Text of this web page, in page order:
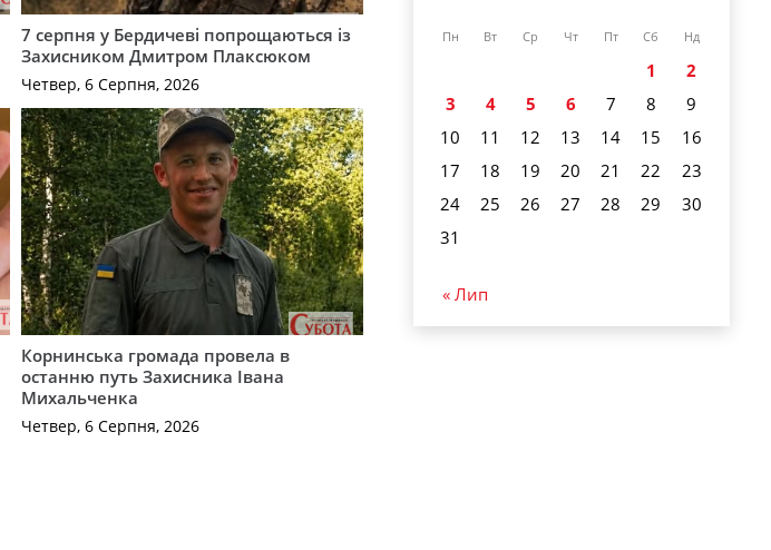
7 серпня у Бердичеві попрощаються із
Захисником Дмитром Плаксюком
Четвер, 6 Серпня, 2026
Корнинська громада провела в
останню путь Захисника Івана
Михальченка
Четвер, 6 Серпня, 2026
Пн Вт Ср Чт Пт Сб Нд
1
2
3
4 5 6 7 8
9
10
11 12 13 14 15
16
17
18 19 20 21 22
23
24
25 26 27 28 29
30
31
« Лип